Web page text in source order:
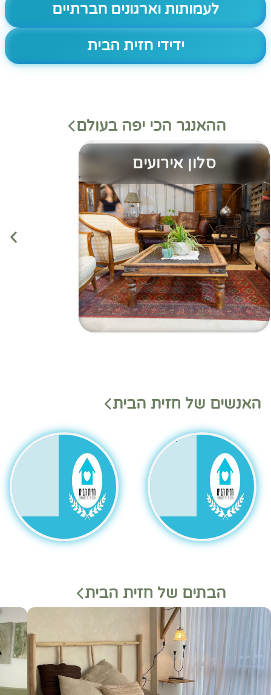
לעמותות וארגונים חברתיים
ידידי חזית הבית
ההאנגר הכי יפה בעולם
סלון אירועים
האנשים של חזית הבית
משמ
בהאנ
גר
הבתים של חזית הבית